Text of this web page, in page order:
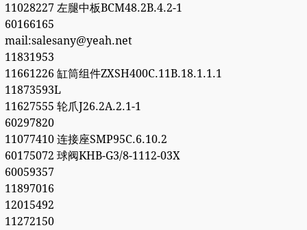
11028227 左腿中板BCM48.2B.4.2-1
60166165
mail:salesany@yeah.net
11831953
11661226 缸筒组件ZXSH400C.11B.18.1.1.1
11873593L
11627555 轮爪J26.2A.2.1-1
60297820
11077410 连接座SMP95C.6.10.2
60175072 球阀KHB-G3/8-1112-03X
60059357
11897016
12015492
11272150